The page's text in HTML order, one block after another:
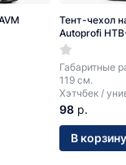
Тент-чехол
Autoprofi
Габаритные
119 см.
Хэтчбек /
98 р.
В корзину